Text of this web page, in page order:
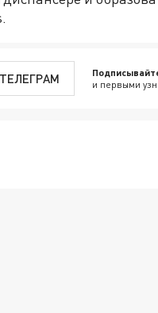
ТЕЛЕГРАМ и первыми